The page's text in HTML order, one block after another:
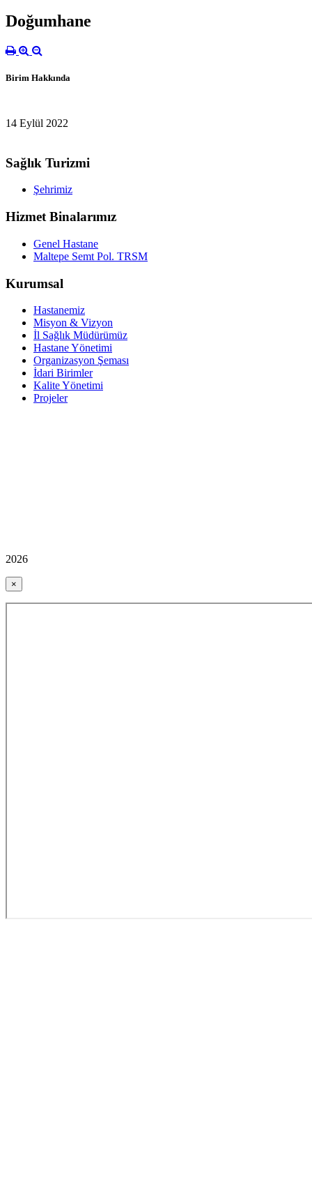
Doğumhane
Birim Hakkında
14 Eylül 2022
Sağlık Turizmi
Şehrimiz
Hizmet Binalarımız
Genel Hastane
Maltepe Semt Pol. TRSM
Kurumsal
Hastanemiz
Misyon & Vizyon
İl Sağlık Müdürümüz
Hastane Yönetimi
Organizasyon Şeması
İdari Birimler
Kalite Yönetimi
Projeler
2026
×